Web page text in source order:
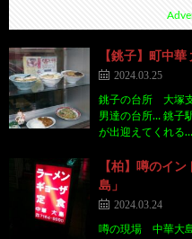
【銚子】町中
2024.03.25
銚子の台所 大塚
男達の台所… 銚子
が出迎えてくれる
【柏】噂のイ
島」
2024.03.24
噂の現場 中華大